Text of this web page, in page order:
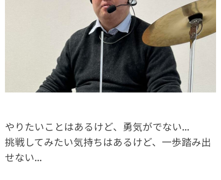
やりたいことはあるけど、勇気がでない...
挑戦してみたい気持ちはあるけど、一歩踏み出
せない...